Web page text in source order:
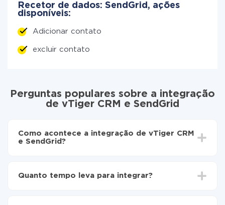
Recetor de dados: SendGrid, ações
disponíveis:
Adicionar contato
excluir contato
Perguntas populares sobre a integração
de vTiger CRM e SendGrid
Como acontece a integração de vTiger CRM
e SendGrid?
SendGrid
Quanto tempo leva para integrar?